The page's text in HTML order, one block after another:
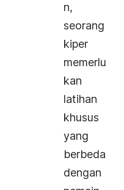
n,
seorang
kiper
memerlu
kan
latihan
khusus
yang
berbeda
dengan